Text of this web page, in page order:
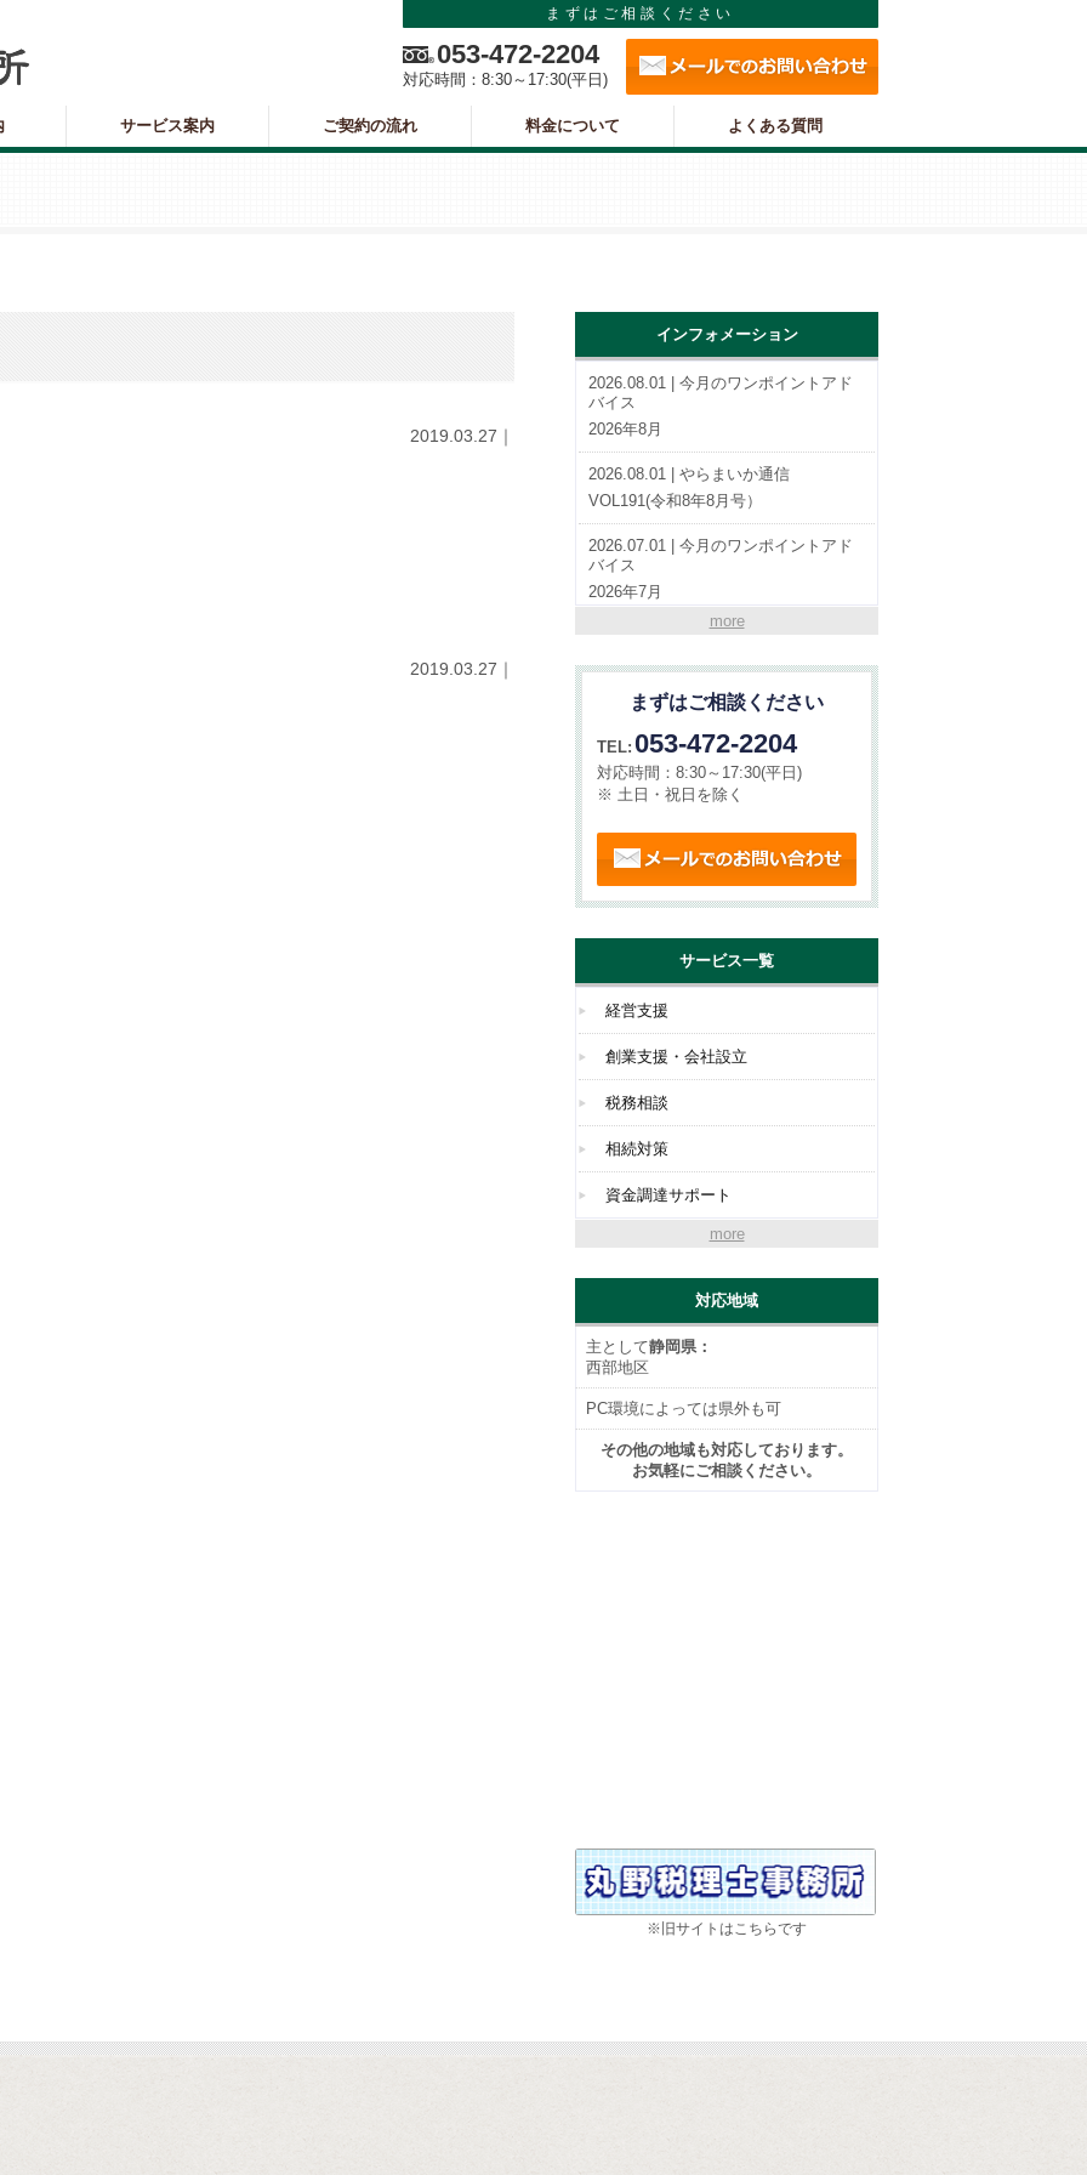
まずはご相談ください
053-472-2204
対応時間： 8:30～17:30(平日)
サービス案内 ご契約の流れ 料金について よくある質問
2019.03.27｜
2019.03.27｜
インフォメーション
2026.08.01 | 今月のワンポイントアド
バイス
2026年8月
2026.08.01 | やらまいか通信
VOL191(令和8年8月号）
2026.07.01 | 今月のワンポイントアド
バイス
2026年7月
VOL190(令和8年7月号）
2026.06.01 | 今月のワンポイントアド
2026年6月
more
まずはご相談ください
TEL: 053-472-2204
対応時間： 8:30～17:30(平日)
※ 土日・祝日を除く
メールでのお問い合わせ
サービス一覧
経営支援
創業支援・会社設立
税務相談
相続対策
資金調達サポート
more
対応地域
主として静岡県：
西部地区
PC環境によっては県外も可
その他の地域も対応しております。
お気軽にご相談ください。
※旧サイトはこちらです